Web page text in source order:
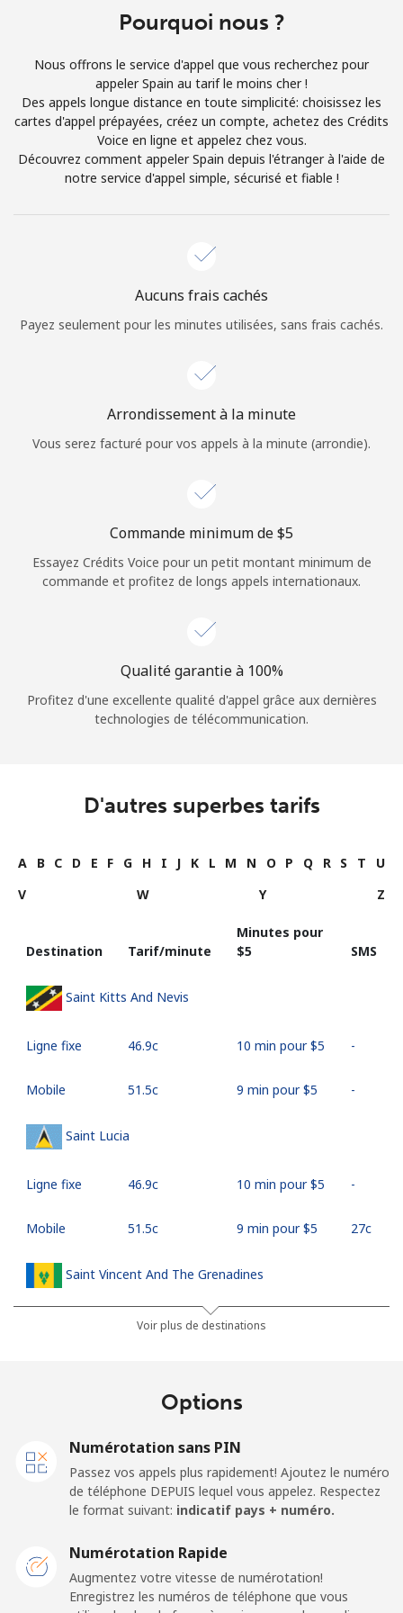
ou
Continue avec
Pourquoi nous ?
Nous offrons le service d'appel que vous recherchez pour
appeler Spain au tarif le moins cher !
Des appels longue distance en toute simplicité: choisissez les
cartes d'appel prépayées, créez un compte, achetez des Crédits
Voice en ligne et appelez chez vous.
Découvrez comment appeler Spain depuis l'étranger à l'aide de
notre service d'appel simple, sécurisé et fiable !
Aucuns frais cachés
Payez seulement pour les minutes utilisées, sans frais cachés.
Arrondissement à la minute
Vous serez facturé pour vos appels à la minute (arrondie).
Commande minimum de ⁦$5⁩
Essayez Crédits Voice pour un petit montant minimum de
commande et profitez de longs appels internationaux.
Qualité garantie à 100%
Profitez d'une excellente qualité d'appel grâce aux dernières
technologies de télécommunication.
D'autres superbes tarifs
A B C D E F G H I J K L M N O P Q R S T
U
V
W Y Z
Destination Tarif/minute
Minutes pour
⁦$5⁩
SMS
Saint Kitts And Nevis
Ligne fixe ⁦46.9c⁩ 10 min pour ⁦$5⁩ -
Mobile ⁦51.5c⁩ 9 min pour ⁦$5⁩ -
Saint Lucia
Ligne fixe ⁦46.9c⁩ 10 min pour ⁦$5⁩ -
Mobile ⁦51.5c⁩ 9 min pour ⁦$5⁩ ⁦27c⁩
Saint Vincent And The Grenadines
⁦42.5c⁩ 11 min pour ⁦$5⁩
Ligne fixe
⁦199.5c⁩ 2 min pour ⁦$5⁩
San Marino
Ligne fixe ⁦33.9c⁩ 14 min pour ⁦$5⁩
Voir plus de destinations
Options
Numérotation sans PIN
Passez vos appels plus rapidement! Ajoutez le numéro
de téléphone DEPUIS lequel vous appelez. Respectez
le format suivant: indicatif pays + numéro.
Numérotation Rapide
Augmentez votre vitesse de numérotation!
Enregistrez les numéros de téléphone que vous